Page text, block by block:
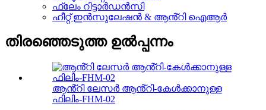
ഫ്ലേം റിട്ടാർഡൻസി
ഹീറ്റ് ഇൻസുലേഷൻ & ആൻ്റി ഐആർ
തിരഞ്ഞെടുത്ത ഉൽപ്പന്നം
ആൻ്റി ലേസർ ആൻ്റി-കേൾക്കാനുള്ള
ഫിലിം-FHM-02